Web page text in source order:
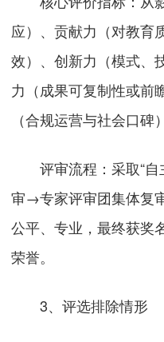
应）、贡献力（对教育
效）、创新力（模式、
力（成果可复制性或前
（合规运营与社会口碑
评审流程：采取“自
审→专家评审团集体复
公平、专业，最终获奖
荣誉。
3、评选排除情形